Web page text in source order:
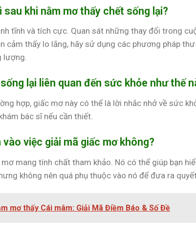
sau khi nằm mơ thấy chết sống lại?
tĩnh và tích cực. Quan sát những thay đổi trong
cảm thấy lo lắng, hãy sử dụng các phương pháp
lượng.
lại liên quan đến sức khỏe như thế
hợp, giấc mơ này có thể là lời nhắc nhở về sức
bác sĩ nếu cần thiết.
việc giải mã giấc mơ không?
mang tính chất tham khảo. Nó có thể giúp bạn
không nên quá phụ thuộc vào nó để đưa ra
mơ thấy Cái mâm: Giải Mã Điềm Báo & Số Đề